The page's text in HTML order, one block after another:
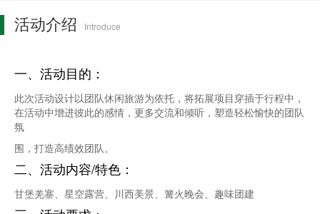
活动介绍 Introduce
一、活动目的：
此次活动设计以团队休闲旅游为依托，将拓展项目穿插于行程中，
在活动中增进彼此的感情，更多交流和倾听，塑造轻松愉快的团队
氛
围，打造高绩效团队。
二、活动内容/特色：
甘堡羌寨、星空露营、川西美景、篝火晚会、趣味团建